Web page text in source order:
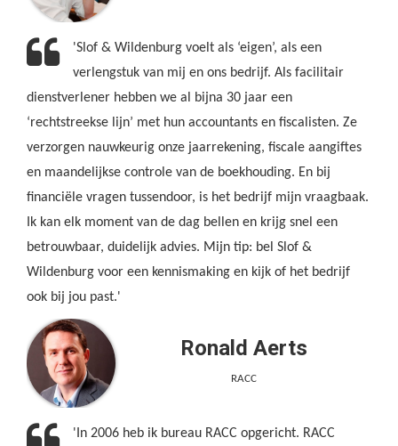
'Slof & Wildenburg voelt als ‘eigen’, als een
verlengstuk van mij en ons bedrijf. Als facilitair
dienstverlener hebben we al bijna 30 jaar een
‘rechtstreekse lijn’ met hun accountants en fiscalisten. Ze
verzorgen nauwkeurig onze jaarrekening, fiscale aangiftes
en maandelijkse controle van de boekhouding. En bij
financiële vragen tussendoor, is het bedrijf mijn vraagbaak.
Ik kan elk moment van de dag bellen en krijg snel een
betrouwbaar, duidelijk advies. Mijn tip: bel Slof &
Wildenburg voor een kennismaking en kijk of het bedrijf
ook bij jou past.'
Ronald Aerts
RACC
'In 2006 heb ik bureau RACC opgericht. RACC